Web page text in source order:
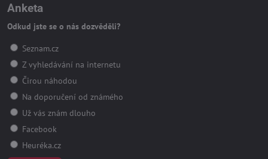
Anketa
Odkud jste se o nás dozvěděli?
Seznam.cz
Z vyhledávání na internetu
Čirou náhodou
Na doporučení od známého
Už vás znám dlouho
Facebook
Heuréka.cz